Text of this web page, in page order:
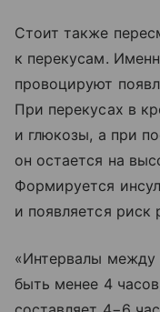
Стоит также
к перекусам.
провоцируют
При перекусах в
и глюкозы, а при
он остается на
Формируется
и появляется риск
«Интервалы
быть менее 4